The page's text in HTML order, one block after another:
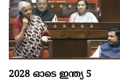
2028 ഓടെ ഇന്ത്യ 5